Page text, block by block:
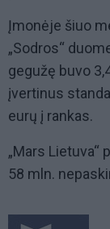
Įmonėje šiuo
„Sodros“
gegužę buvo
įvertinus
eurų į rankas.
„Mars Lietuva“
58 mln.